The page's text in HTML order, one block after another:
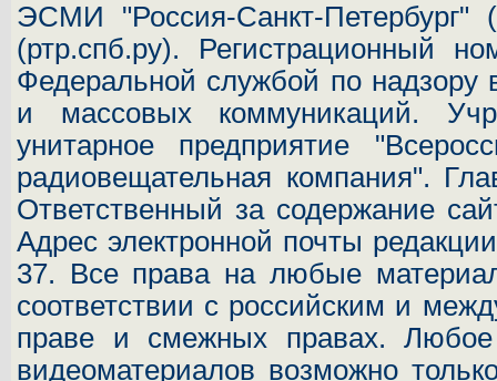
ЭСМИ "Россия-Санкт-Петербург" (
(ртр.спб.ру). Регистрационный
Федеральной службой по
и массовых коммуникаций.
унитарное предприятие
радиовещательная компания".
Ответственный за содержание
Адрес электронной почты
37. Все права на любые
соответствии с российским и
праве и смежных правах. Любое
видеоматериалов возможно